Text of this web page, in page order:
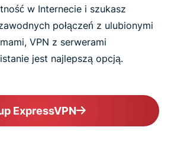
w Internecie i szukasz
połączeń z ulubionymi
VPN z serwerami
jest najlepszą opcją.
ExpressVPN